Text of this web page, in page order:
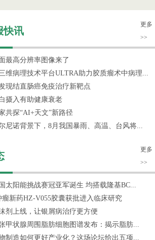
快讯
更多
>>
最高分辨率图像来了
维病理技术平台ULTRA助力胶质瘤术中病理...
现结直肠癌免疫治疗新靶点
摄入有助健康衰老
共探“AI+天文”新路径
尼诺背景下，8月我国暴雨、高温、台风将...
更多
>>
太阳能挑战赛冠亚军诞生 均搭载隆基BC...
瘤新药HZ-V055胶囊获批进入临床研究
剂上线，让银屑病治疗更方便
甲状腺周围脂肪细胞图谱发布：揭示脂肪...
制造如何更好产业化？这场论坛给出五项...